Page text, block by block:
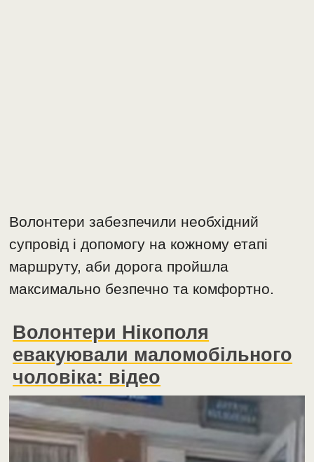
Волонтери забезпечили необхідний
супровід і допомогу на кожному етапі
маршруту, аби дорога пройшла
максимально безпечно та комфортно.
Волонтери Нікополя
евакуювали маломобільного
чоловіка: відео
Відеопрогравач